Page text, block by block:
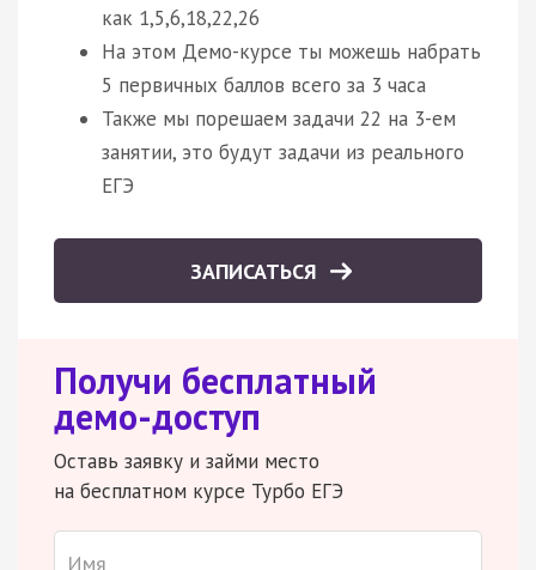
как 1,5,6,18,22,26
На этом Демо-курсе ты можешь набрать
5 первичных баллов всего за 3 часа
Также мы порешаем задачи 22 на 3-ем
занятии, это будут задачи из реального
ЕГЭ
ЗАПИСАТЬСЯ
Получи бесплатный
демо-доступ
Оставь заявку и займи место
на бесплатном курсе Турбо ЕГЭ